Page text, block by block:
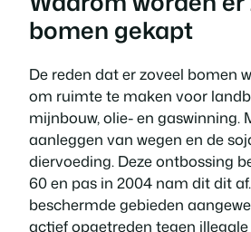
bomen gekapt
De reden dat er zoveel bomen
om ruimte te maken voor
mijnbouw, olie- en gaswinning.
aanleggen van wegen en de
diervoeding. Deze ontbossing
60 en pas in 2004 nam dit dit
beschermde gebieden
actief opgetreden tegen